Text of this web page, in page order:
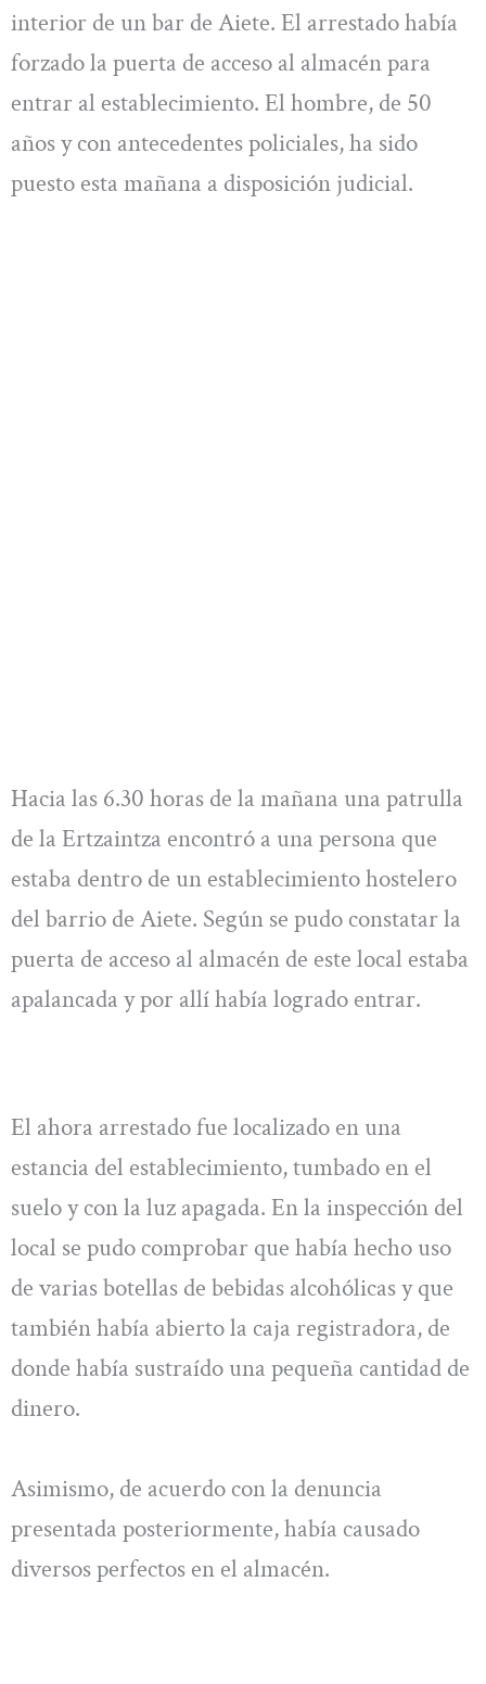
interior de un bar de Aiete. El arrestado había
forzado la puerta de acceso al almacén para
entrar al establecimiento. El hombre, de 50
años y con antecedentes policiales, ha sido
puesto esta mañana a disposición judicial.
Hacia las 6.30 horas de la mañana una patrulla
de la Ertzaintza encontró a una persona que
estaba dentro de un establecimiento hostelero
del barrio de Aiete. Según se pudo constatar la
puerta de acceso al almacén de este local estaba
apalancada y por allí había logrado entrar.
El ahora arrestado fue localizado en una
estancia del establecimiento, tumbado en el
suelo y con la luz apagada. En la inspección del
local se pudo comprobar que había hecho uso
de varias botellas de bebidas alcohólicas y que
también había abierto la caja registradora, de
donde había sustraído una pequeña cantidad de
dinero.
Asimismo, de acuerdo con la denuncia
presentada posteriormente, había causado
diversos perfectos en el almacén.